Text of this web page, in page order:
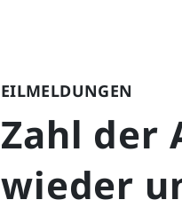
EILMELDUNGEN
Zahl der
wieder